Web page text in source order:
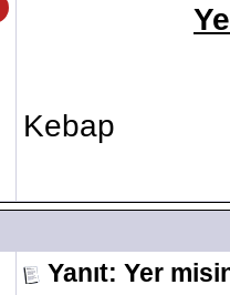
Kebap
Yanıt: Yer